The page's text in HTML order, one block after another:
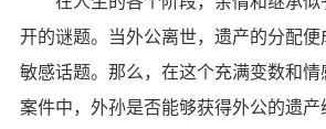
开的谜题。当外公离世，遗产的分配
敏感话题。那么，在这个充满变数和
案件中，外孙是否能够获得外公的遗产